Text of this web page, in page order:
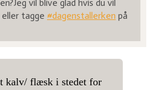
Jeg vil blive glad hvis du vil
eller tagge #dagenstallerken på
kalv/ flæsk i stedet for